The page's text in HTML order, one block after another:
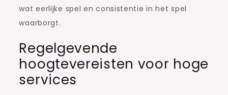
wat eerlijke spel en consistentie in het spel
waarborgt.
Regelgevende
hoogtevereisten voor hoge
services